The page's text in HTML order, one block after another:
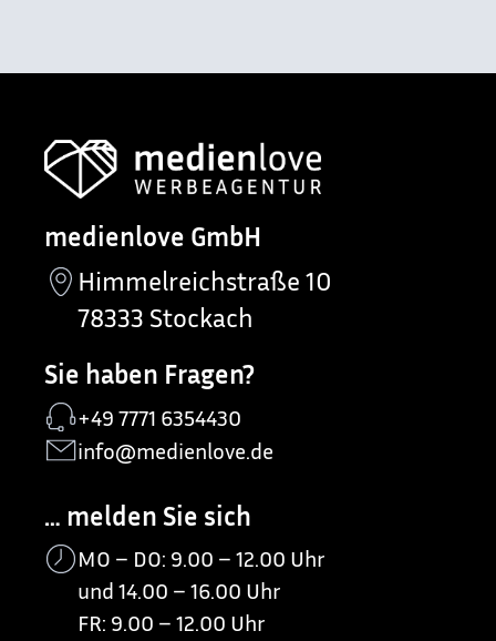
medienlove GmbH
Himmelreichstraße 10
78333 Stockach
Sie haben Fragen?
+49 7771 6354430
info@medienlove.de
… melden Sie sich
MO – DO: 9.00 – 12.00 Uhr
und 14.00 – 16.00 Uhr
FR: 9.00 – 12.00 Uhr